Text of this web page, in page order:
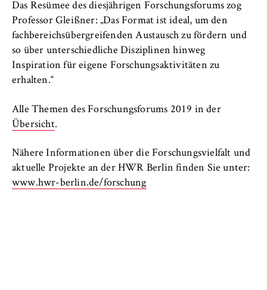
Das Resümee des diesjährigen Forschungsforums zog
Professor Gleißner: „Das Format ist ideal, um den
fachbereichsübergreifenden Austausch zu fördern und
so über unterschiedliche Disziplinen hinweg
Inspiration für eigene Forschungsaktivitäten zu
erhalten.“
Alle Themen des Forschungsforums 2019 in der
Übersicht.
Nähere Informationen über die Forschungsvielfalt und
aktuelle Projekte an der HWR Berlin finden Sie unter:
www.hwr-berlin.de/forschung